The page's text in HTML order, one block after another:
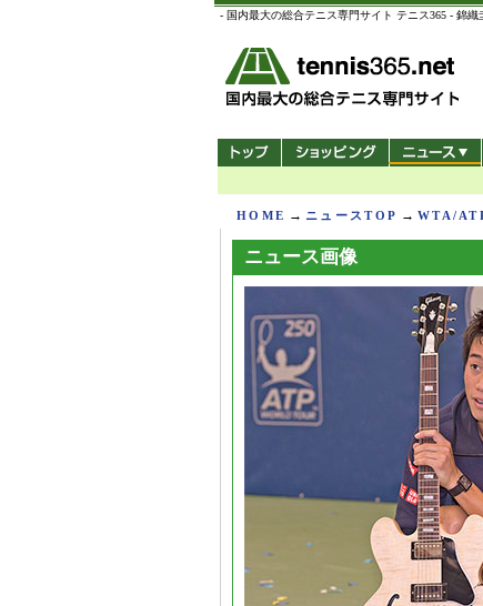
- 国内最大の総合テニス専門サイト テニス365 - 錦
HOME → ニュースTOP →WTA/
ニュース画像